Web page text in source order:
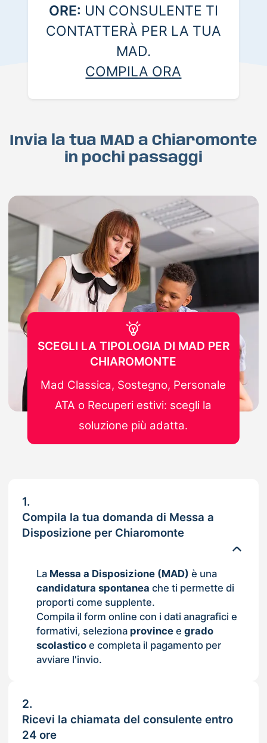
ORE: UN CONSULENTE TI
CONTATTERÀ PER LA TUA
MAD.
COMPILA ORA
Invia la tua MAD a Chiaromonte
in pochi passaggi
1.
Compila la tua domanda di Messa a
Disposizione per Chiaromonte
La Messa a Disposizione (MAD) è una
candidatura spontanea che ti permette di
proporti come supplente.
Compila il form online con i dati anagrafici e
formativi, seleziona provincee grado
scolasticoe completa il pagamento per
avviare l'invio.
2.
Ricevi la chiamata del consulente entro
24 ore
SCEGLI LA TIPOLOGIA DI MAD PER
CHIAROMONTE
Mad Classica, Sostegno, Personale
ATA o Recuperi estivi: scegli la
soluzione più adatta.